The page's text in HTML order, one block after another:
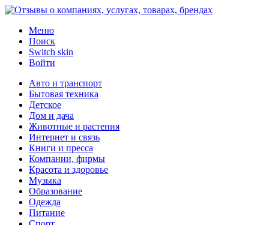
Меню
Поиск
Switch skin
Войти
Авто и транспорт
Бытовая техника
Детское
Дом и дача
Животные и растения
Интернет и связь
Книги и пресса
Компании, фирмы
Красота и здоровье
Музыка
Образование
Одежда
Питание